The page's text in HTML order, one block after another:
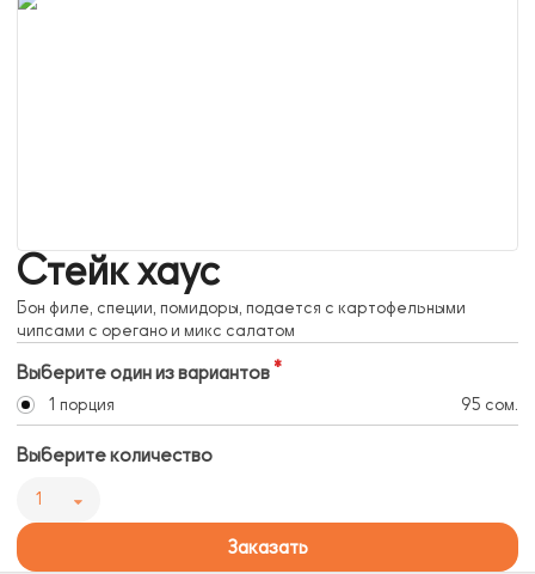
Стейк хаус
Бон филе, специи, помидоры, подается с картофельными
чипсами с орегано и микс салатом
Выберите один из вариантов
1 порция 95 сом.
Выберите количество
1
Заказать